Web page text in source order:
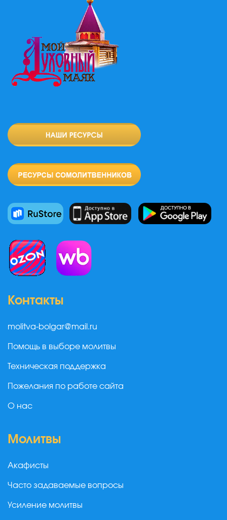
Контакты
molitva-bolgar@mail.ru
Помощь в выборе молитвы
Техническая поддержка
Пожелания по работе сайта
О нас
Молитвы
Акафисты
Часто задаваемые вопросы
Усиление молитвы